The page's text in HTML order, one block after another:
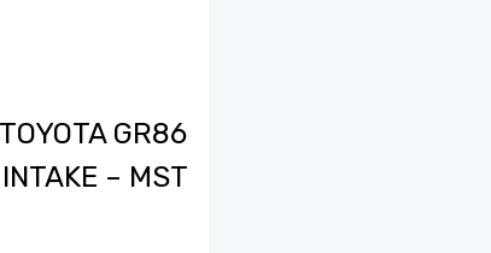
GR86
– MST